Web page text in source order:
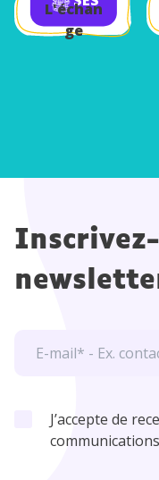
L'échan
ge
J’accepte de